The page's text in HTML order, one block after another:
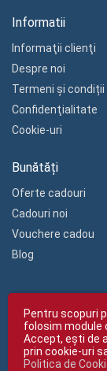
Informatii
Informaţii clienţi
Despre noi
Termeni și condiții
Confidenţialitate
Cookie-uri
Bunătăți
Oferte cadouri
Cadouri noi
Vouchere cadou
Blog
Pentru scopuri
folosim module
Accept, ești de
prin cookie-uri
Politica de